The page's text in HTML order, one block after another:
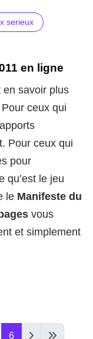
serieux
en ligne
en savoir plus
Pour ceux qui
Pour ceux qui
pour
qu’est le jeu
le Manifeste du
vous
et simplement
6